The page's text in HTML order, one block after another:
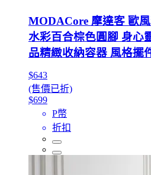
MODACore 摩達客 歐
水彩百合棕色圓腳 身心
品精緻收納容器 風格擺
$643
(售價已折)
$699
P幣
折扣